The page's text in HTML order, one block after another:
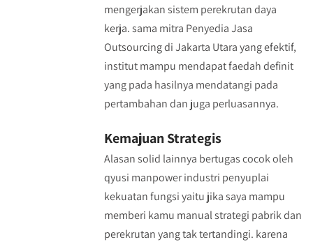
mengerjakan sistem perekrutan daya
kerja. sama mitra Penyedia Jasa
Outsourcing di Jakarta Utara yang efektif,
institut mampu mendapat faedah definit
yang pada hasilnya mendatangi pada
pertambahan dan juga perluasannya.
Kemajuan Strategis
Alasan solid lainnya bertugas cocok oleh
qyusi manpower industri penyuplai
kekuatan fungsi yaitu jika saya mampu
memberi kamu manual strategi pabrik dan
perekrutan yang tak tertandingi. karena